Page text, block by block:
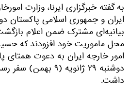
به گفته خبرگزاری ایرنا، وزارت
ایران و جمهوری اسلامی پاکستان
بیانیه‌ای مشترک ضمن اعلام
محل ماموریت خود افزودند که حسین
امور خارجه ایران به دعوت همتای
دوشنبه ۲۹ ژانویه (۹
داشت.